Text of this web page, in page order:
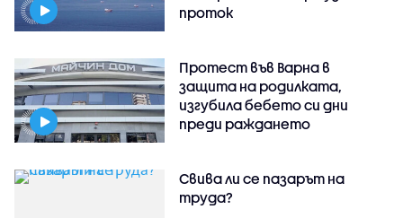
проток
Протест във Варна в
защита на родилката,
изгубила бебето си дни
преди раждането
Свива ли се пазарът на
труда?